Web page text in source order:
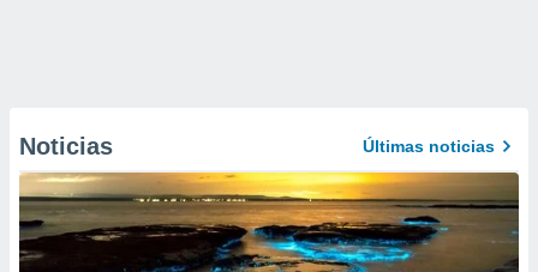
Noticias Últimas noticias